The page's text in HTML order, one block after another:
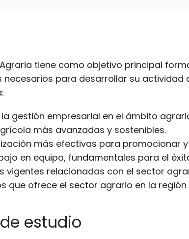
tiene como objetivo principal
para desarrollar su actividad
gestión empresarial en el ámbito
más avanzadas y sostenibles.
más efectivas para promocionar
en equipo, fundamentales para el
vigentes relacionadas con el sector
que ofrece el sector agrario en la región
estudio